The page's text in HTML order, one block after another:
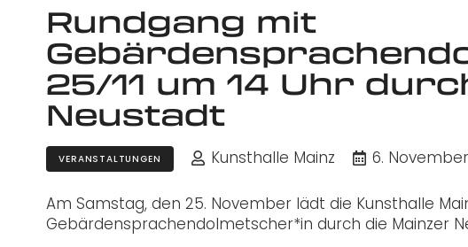
Rundgang mit
25/11 um 14 Uhr
Neustadt
VERANSTALTUNGEN Kunsthalle Mainz 6.
Am Samstag, den 25. November lädt die Kunsthalle
Gebärdensprachendolmetscher*in durch die Mainzer